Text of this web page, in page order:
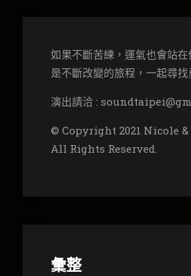
如果不斷苦練，運氣也會站
是不斷改變的旅程，一起尋找
演出請洽 :
© Copyright 2021 Nicole &
All Rights Reserved.
彙整